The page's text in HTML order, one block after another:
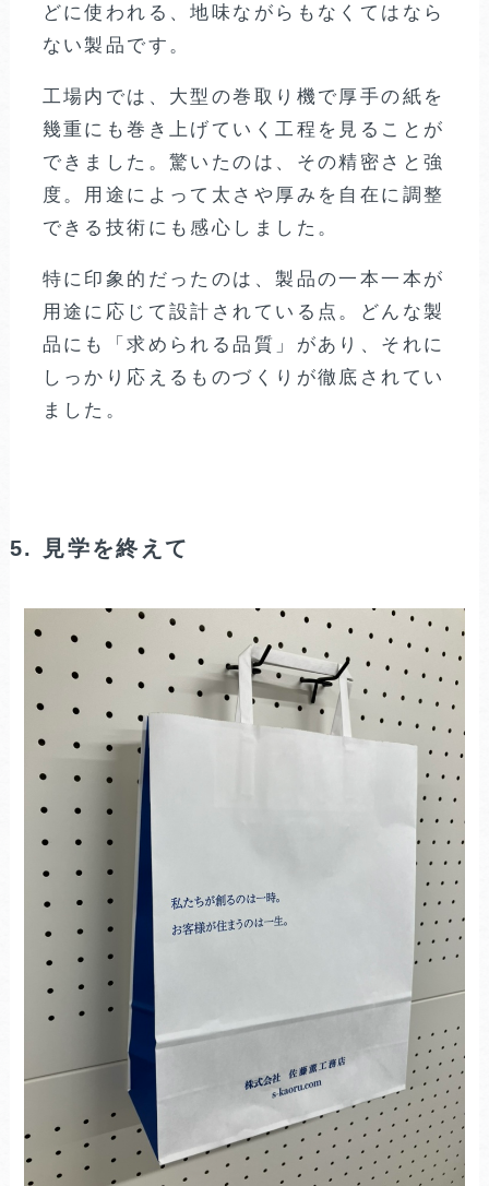
どに使われる、地味ながらもなくてはなら
ない製品です。
工場内では、大型の巻取り機で厚手の紙を
幾重にも巻き上げていく工程を見ることが
できました。驚いたのは、その精密さと強
度。用途によって太さや厚みを自在に調整
できる技術にも感心しました。
特に印象的だったのは、製品の一本一本が
用途に応じて設計されている点。どんな製
品にも「求められる品質」があり、それに
しっかり応えるものづくりが徹底されてい
ました。
5. 見学を終えて